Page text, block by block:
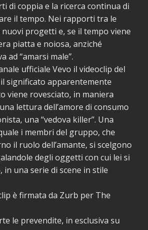
di coppia e la ricerca continua di
il tempo. Nei rapporti tra le
progetti e, se il tempo viene
piatta e noiosa, anziché
ad “amarsi male”.
ufficiale Vevo il videoclip del
significato apparentemente
viene rovesciato, in maniera
lettura dell’amore di consumo
una “vedova killer”. Una
i membri del gruppo, che
il ruolo dell’amante, si scelgono
degli oggetti con cui lei si
in una serie di scene in stile
è firmata da Zurb per The
le prevendite, in esclusiva su